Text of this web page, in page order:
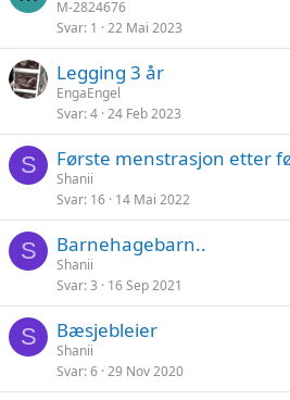
M-2824676
Svar 1 22 Mai 2023
Legging 3 år
EngaEngel
Svar 4 24 Feb 2023
S Første menstrasjon etter
Shanii
Svar 16 14 Mai 2022
S Barnehagebarn..
Shanii
Svar 3 16 Sep 2021
S Bæsjebleier
Shanii
Svar 6 29 Nov 2020